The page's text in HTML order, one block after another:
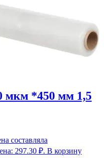
мкм *450 мм 1,5
составляла
297.30 ₽. В корзину